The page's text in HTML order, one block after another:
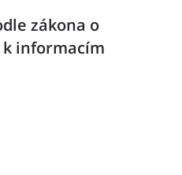
zákona o
informacím